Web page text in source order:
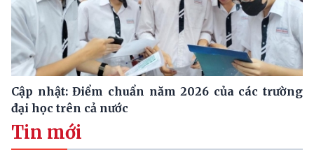
Cập nhật: Điểm chuẩn năm 2026 của các trường
đại học trên cả nước
Tin mới